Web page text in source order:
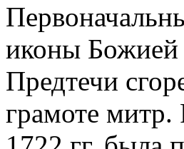
иконы Божией
Предтечи
грамоте митр.